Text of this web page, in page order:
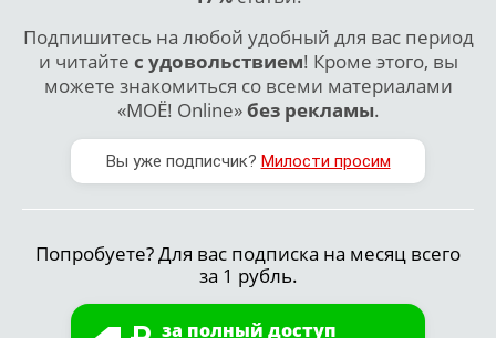
Подпишитесь на любой удобный для вас период
и читайте с удовольствием! Кроме этого, вы
можете знакомиться со всеми материалами
«МОЁ! Online»без рекламы.
Вы уже подписчик? Милости просим
Попробуете? Для вас подписка на месяц всего
за 1 рубль.
за полный доступ